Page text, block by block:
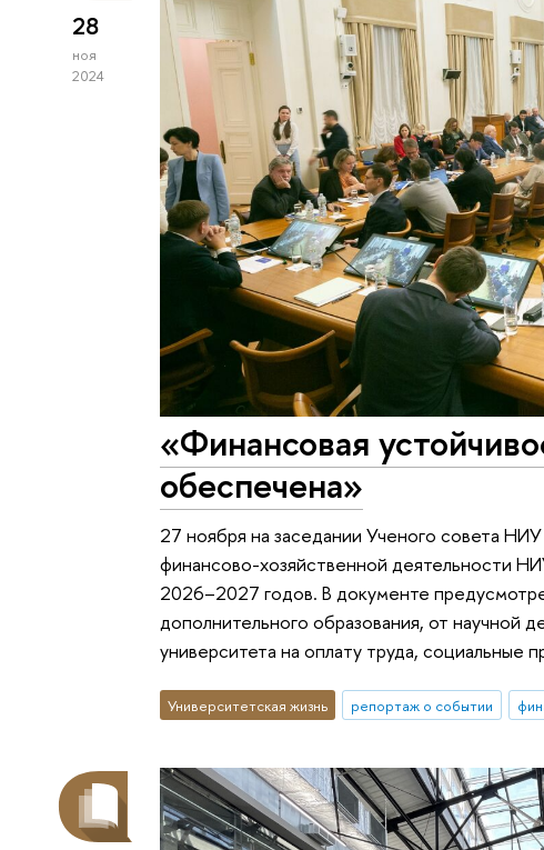
28
ноя
2024
«Финансовая
обеспечена»
27 ноября на заседании Ученого совета
финансово-хозяйственной деятельности
2026–2027 годов. В документе
дополнительного образования, от научной
университета на оплату труда, социальные
Университетская жизнь репортаж о событии